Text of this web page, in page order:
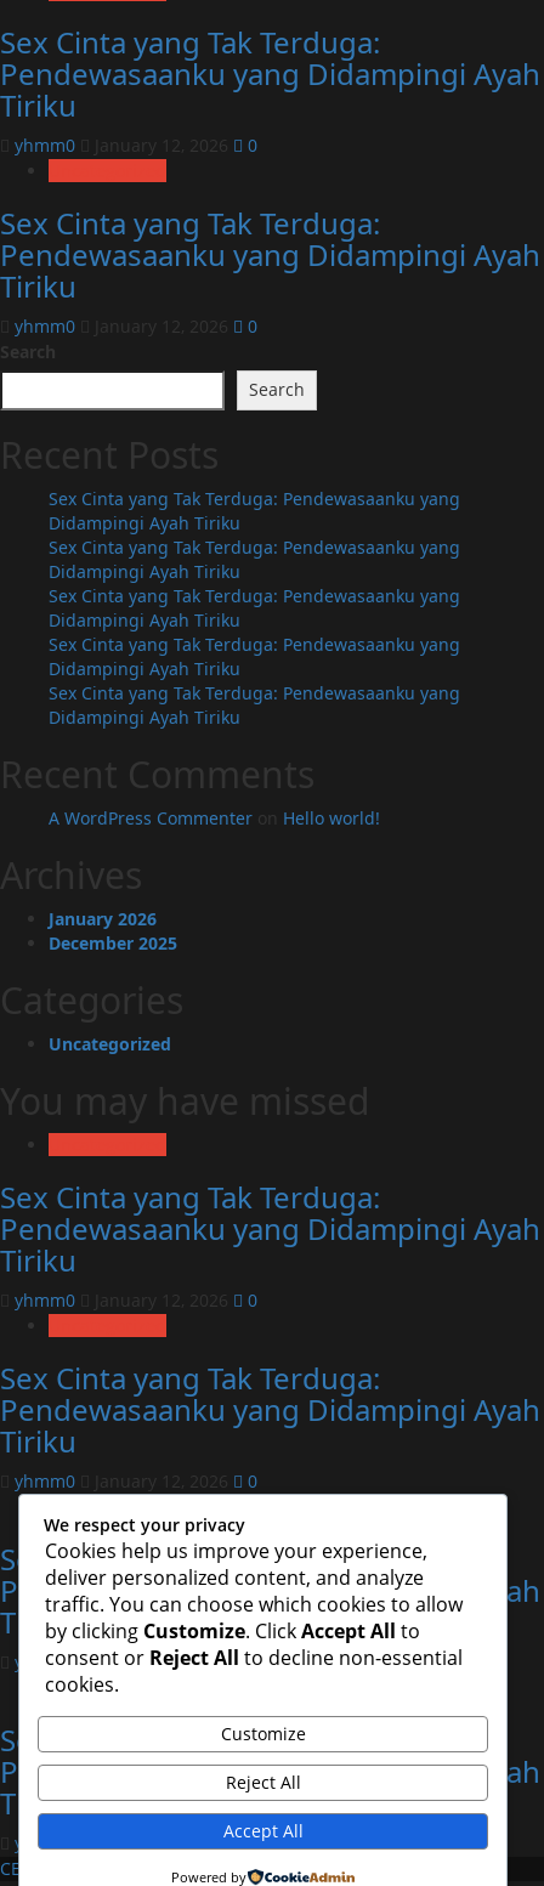
Sex Cinta yang Tak Terduga:
Pendewasaanku yang Didampingi Ayah
Tiriku
yhmm0 January 12, 2026
0
Sex Cinta yang Tak Terduga:
Pendewasaanku yang Didampingi Ayah
Tiriku
yhmm0 January 12, 2026
0
Search
Search
Recent Posts
Sex Cinta yang Tak Terduga: Pendewasaanku yang
Didampingi Ayah Tiriku
Sex Cinta yang Tak Terduga: Pendewasaanku yang
Didampingi Ayah Tiriku
Sex Cinta yang Tak Terduga: Pendewasaanku yang
Didampingi Ayah Tiriku
Sex Cinta yang Tak Terduga: Pendewasaanku yang
Didampingi Ayah Tiriku
Sex Cinta yang Tak Terduga: Pendewasaanku yang
Didampingi Ayah Tiriku
Recent Comments
A WordPress Commenter on Hello world!
Archives
January 2026
December 2025
Categories
Uncategorized
You may have missed
Sex Cinta yang Tak Terduga:
Pendewasaanku yang Didampingi Ayah
Tiriku
yhmm0 January 12, 2026
0
Sex Cinta yang Tak Terduga:
Pendewasaanku yang Didampingi Ayah
Tiriku
yhmm0 January 12, 2026
0
Sex Cinta yang Tak Terduga:
Pendewasaanku yang Didampingi Ayah
Tiriku
yhmm0 January 12, 2026
0
Uncategorized
Sex Cinta yang Tak Terduga:
Pendewasaanku yang Didampingi Ayah
Tiriku
yhmm0 January 12, 2026
0
CERDAS4D
We respect your privacy
Cookies help us improve your experience,
deliver personalized content, and analyze
traffic. You can choose which cookies to allow
by clicking Customize. ClickAccept All to
consent or Reject All to decline non-essential
cookies.
Customize
Reject All
Accept All
Powered by